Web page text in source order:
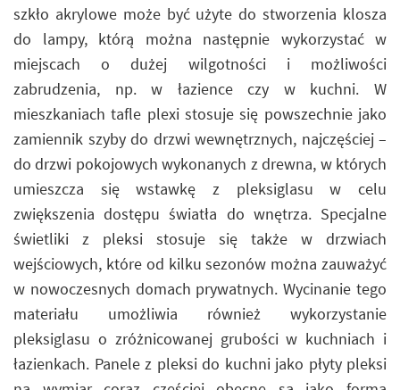
szkło akrylowe może być użyte do stworzenia klosza
do lampy, którą można następnie wykorzystać w
miejscach o dużej wilgotności i możliwości
zabrudzenia, np. w łazience czy w kuchni. W
mieszkaniach tafle plexi stosuje się powszechnie jako
zamiennik szyby do drzwi wewnętrznych, najczęściej –
do drzwi pokojowych wykonanych z drewna, w których
umieszcza się wstawkę z pleksiglasu w celu
zwiększenia dostępu światła do wnętrza. Specjalne
świetliki z pleksi stosuje się także w drzwiach
wejściowych, które od kilku sezonów można zauważyć
w nowoczesnych domach prywatnych. Wycinanie tego
materiału umożliwia również wykorzystanie
pleksiglasu o zróżnicowanej grubości w kuchniach i
łazienkach. Panele z pleksi do kuchni jako płyty pleksi